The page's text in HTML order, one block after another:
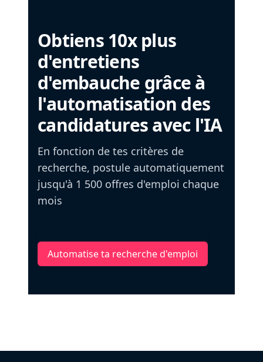
Obtiens 10x plus
d'entretiens
d'embauche grâce à
l'automatisation des
candidatures avec l'IA
En fonction de tes critères de
recherche, postule automatiquement
jusqu'à 1 500 offres d'emploi chaque
mois
Automatise ta recherche d'emploi